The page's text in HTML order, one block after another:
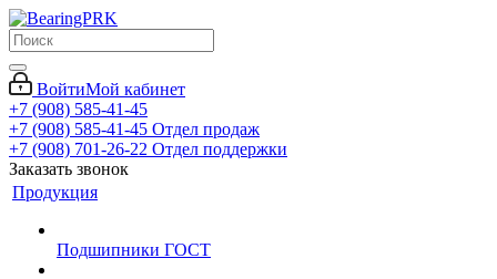
ВойтиМой кабинет
+7 (908) 585-41-45
+7 (908) 585-41-45 Отдел продаж
+7 (908) 701-26-22 Отдел поддержки
Заказать звонок
Продукция
Подшипники ГОСТ